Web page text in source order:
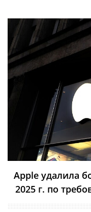
Apple удалила
2025 г. по